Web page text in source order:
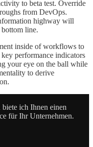
to beta test. Override
from DevOps.
highway will
line.
inside of workflows to
performance indicators
your eye on the ball while
to derive
ich Ihnen einen
für Ihr Unternehmen.